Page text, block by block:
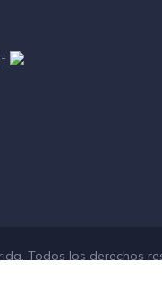
-
Todos los derechos